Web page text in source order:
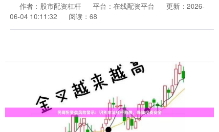
作者：股市配资杠杆 平台：在线配资平台
更新：2026-
06-04 10:11:32
阅读：68